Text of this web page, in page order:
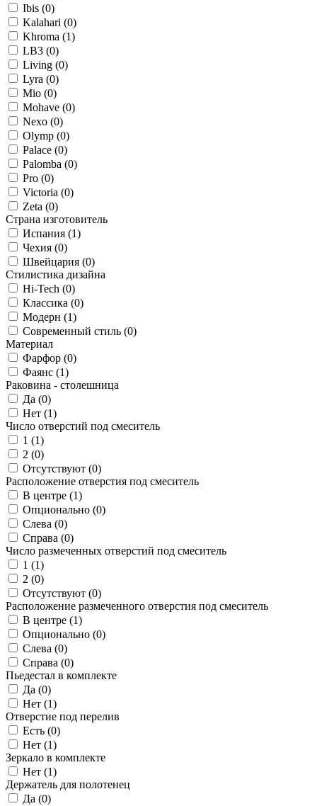
Ibis (0)
Kalahari (0)
Khroma (1)
LB3 (0)
Living (0)
Lyra (0)
Mio (0)
Mohave (0)
Nexo (0)
Olymp (0)
Palace (0)
Palomba (0)
Pro (0)
Victoria (0)
Zeta (0)
Страна изготовитель
Испания (1)
Чехия (0)
Швейцария (0)
Стилистика дизайна
Hi-Tech (0)
Классика (0)
Модерн (1)
Современный стиль (0)
Материал
Фарфор (0)
Фаянс (1)
Раковина - столешница
Да (0)
Нет (1)
Число отверстий под смеситель
1 (1)
2 (0)
Отсутствуют (0)
Расположение отверстия под смеситель
В центре (1)
Опционально (0)
Слева (0)
Справа (0)
Число размеченных отверстий под смеситель
1 (1)
2 (0)
Отсутствуют (0)
Расположение размеченного отверстия под смеситель
В центре (1)
Опционально (0)
Слева (0)
Справа (0)
Пьедестал в комплекте
Да (0)
Нет (1)
Отверстие под перелив
Есть (0)
Нет (1)
Зеркало в комплекте
Нет (1)
Держатель для полотенец
Да (0)